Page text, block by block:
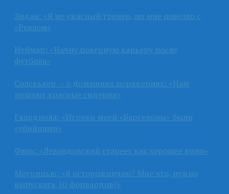
Зидан: «Я не ужасный тренер, но мне повезло с
«Реалом»
Неймар: «Начну покерную карьеру после
футбола»
Солскьяер — о домашних поражениях: «Нам
мешают красные сидения»
Гвардиола: «Игроки моей «Барселоны» были
«убийцами»
Флик: «Левандовский стареет как хорошее вино»
Моуринью: «Я осторожничаю? Мне что, нужно
выпускать 10 форвардов?»